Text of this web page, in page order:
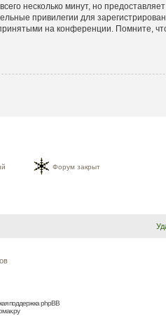
несколько минут, но
привилегии для
на конференции. Помните,
Форум закрыт
поддержка phpBB